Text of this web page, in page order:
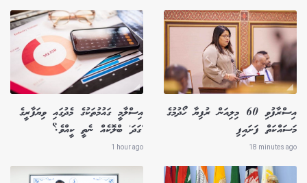
އިސްރާފުވި 60 މިލިއަން ރުފިޔާ ހޯދުމުގެ
މަސައްކަތް ފަށައިފި
18 minutes ago
އިސްލާމީ ގައުމުތަކުގެ މެދުގައި ވިޔަފާރީގެ
'ގަދަ' ބްލޮކެއް ނެތީ ކީއްވެ؟
1 hour ago